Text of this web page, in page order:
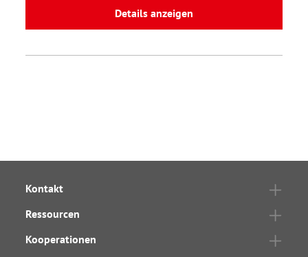
Details anzeigen
Kontakt
Ressourcen
Kooperationen